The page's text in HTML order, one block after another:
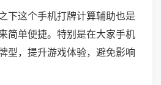
下这个手机打牌计算辅助也是
简单便捷。特别是在大家手机
型，提升游戏体验，避免影响